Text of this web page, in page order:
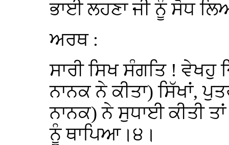
ਭਾਈ ਲਹਣਾ ਜੀ ਨੂੰ ਸੋਧ
ਅਰਥ :
ਸਾਰੀ ਸਿਖ ਸੰਗਤਿ !
ਨਾਨਕ ਨੇ ਕੀਤਾ) ਸਿੱਖਾਂ,
ਨਾਨਕ) ਨੇ ਸੁਧਾਈ ਕੀਤੀ
ਨੂੰ ਥਾਪਿਆ।੪।